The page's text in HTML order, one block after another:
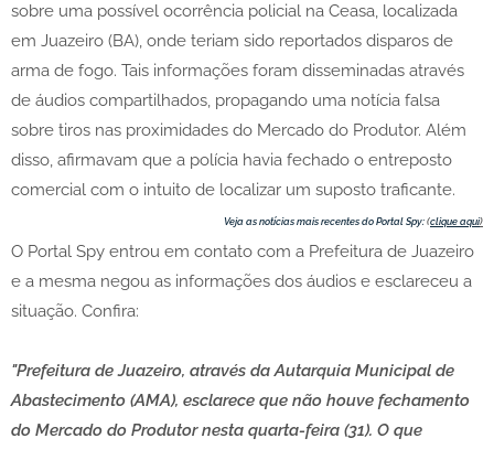
sobre uma possível ocorrência policial na Ceasa, localizada
em Juazeiro (BA), onde teriam sido reportados disparos de
arma de fogo. Tais informações foram disseminadas através
de áudios compartilhados, propagando uma notícia falsa
sobre tiros nas proximidades do Mercado do Produtor. Além
disso, afirmavam que a polícia havia fechado o entreposto
comercial com o intuito de localizar um suposto traficante.
Veja as notícias mais recentes do Portal Spy: (clique aqui)
O Portal Spy entrou em contato com a Prefeitura de Juazeiro
e a mesma negou as informações dos áudios e esclareceu a
situação. Confira:
"Prefeitura de Juazeiro, através da Autarquia Municipal de
Abastecimento (AMA), esclarece que não houve fechamento
do Mercado do Produtor nesta quarta-feira (31). O que